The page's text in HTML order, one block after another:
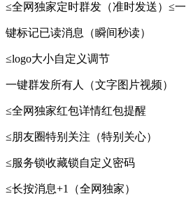
≤全网独家定时群发（准时发送）≤一
键标记已读消息（瞬间秒读）
≤logo大小自定义调节
一键群发所有人（文字图片视频）
≤全网独家红包详情红包提醒
≤朋友圈特别关注（特别关心）
≤服务锁收藏锁自定义密码
≤长按消息+1（全网独家）